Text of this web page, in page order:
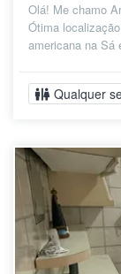
Olá! Me chamo
Ótima
americana na Sá
Qualquer